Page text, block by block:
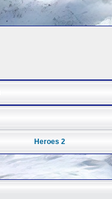
Heroes 2